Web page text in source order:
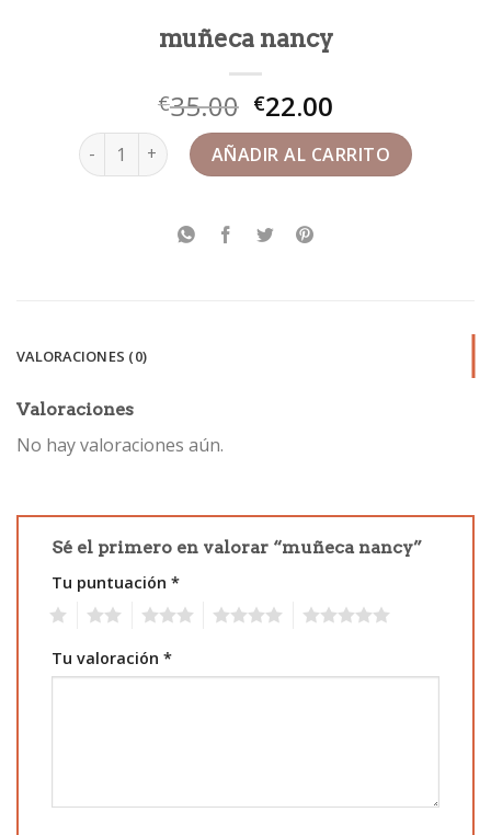
muñeca nancy
€35.00 €22.00
muñeca nancy cantidadAÑADIR AL CARRITO
VALORACIONES (0)
Valoraciones
No hay valoraciones aún.
Sé el primero en valorar “muñeca nancy”
Tu puntuación *
Tu valoración *